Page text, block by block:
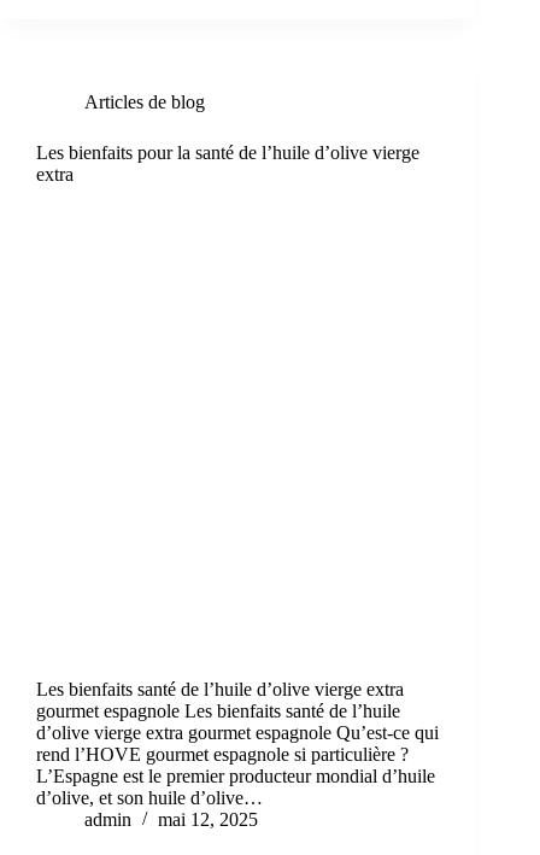
Articles de blog
Les bienfaits pour la santé de l’huile d’olive vierge
extra
Les bienfaits santé de l’huile d’olive vierge extra
gourmet espagnole Les bienfaits santé de l’huile
d’olive vierge extra gourmet espagnole Qu’est-ce qui
rend l’HOVE gourmet espagnole si particulière ?
L’Espagne est le premier producteur mondial d’huile
d’olive, et son huile d’olive…
admin
mai 12, 2025